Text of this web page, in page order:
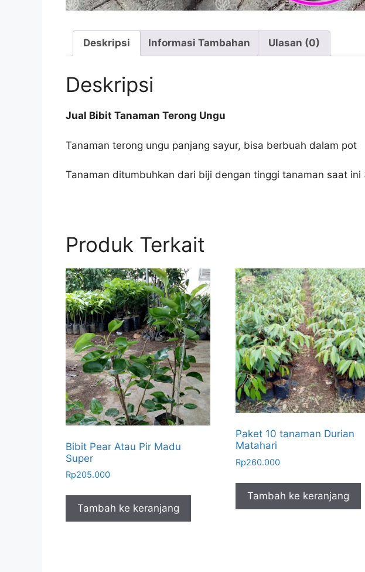
Deskripsi Informasi Tambahan Ulasan (0)
Deskripsi
Jual Bibit Tanaman Terong Ungu
Tanaman terong ungu panjang sayur, bisa berbuah dalam pot
Tanaman ditumbuhkan dari biji dengan tinggi tanaman saat
Produk Terkait
Bibit Pear Atau Pir Madu
Super
Rp205.000
Tambah ke keranjang
Paket 10 tanaman Durian
Matahari
Rp260.000
Tambah ke keranjang